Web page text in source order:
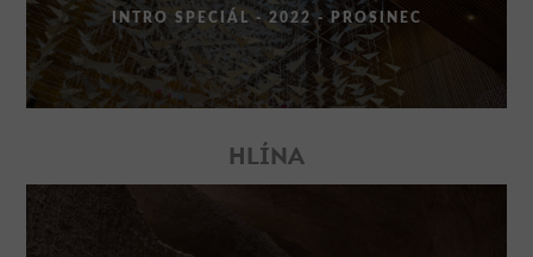
INTRO SPECIÁL - 2022 - PROSINEC
HLÍNA